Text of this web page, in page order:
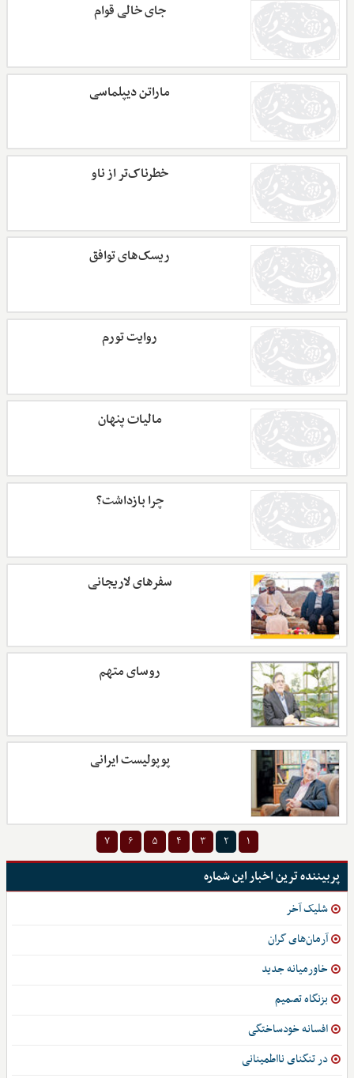
جای خالی قوام
ماراتن دیپلماسی
خطرناک‌تر از ناو
ریسک‌های توافق
روایت تورم
مالیات پنهان
چرا بازداشت؟
سفرهای لاریجانی
روسای متهم
پوپولیست ایرانی
۱ ۲ ۳ ۴ ۵ ۶ ۷
پربیننده ترین اخبار این شماره
شلیک آخر
آرمان‌های گران
خاورمیانه جدید
بزنگاه تصمیم
افسانه خودساختگی
در تنگنای نااطمینانی